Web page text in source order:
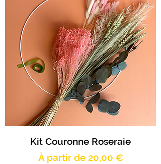
Kit Couronne Roseraie
À partir de 20,00 €
Prix promotionnel